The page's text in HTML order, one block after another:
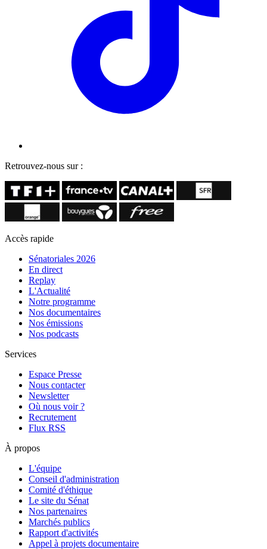
Retrouvez-nous sur :
Accès rapide
Sénatoriales 2026
En direct
Replay
L'Actualité
Notre programme
Nos documentaires
Nos émissions
Nos podcasts
Services
Espace Presse
Nous contacter
Newsletter
Où nous voir ?
Recrutement
Flux RSS
À propos
L'équipe
Conseil d'administration
Comité d'éthique
Le site du Sénat
Nos partenaires
Marchés publics
Rapport d'activités
Appel à projets documentaire